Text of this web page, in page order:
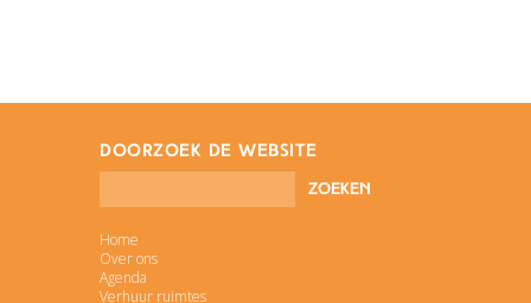
doorzoek de website
Home
Over ons
Agenda
Verhuur ruimtes